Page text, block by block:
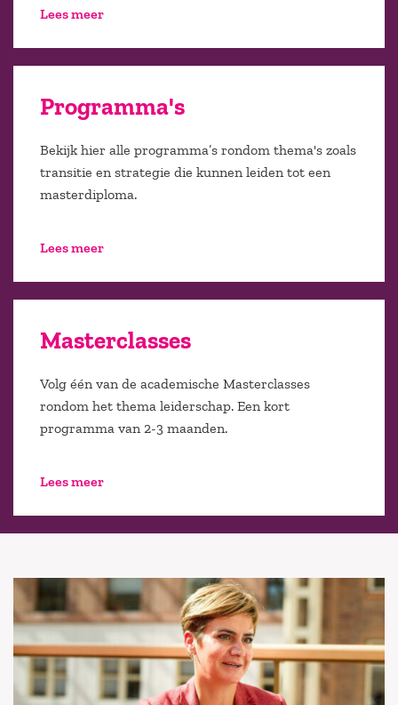
Lees meer
Programma's
Bekijk hier alle programma’s rondom thema's zoals
transitie en strategie die kunnen leiden tot een
masterdiploma.
Lees meer
Masterclasses
Volg één van de academische Masterclasses
rondom het thema leiderschap. Een kort
programma van 2-3 maanden.
Lees meer